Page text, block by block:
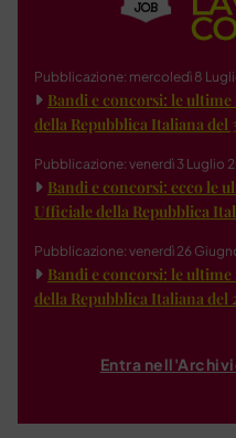
Pubblicazione: mercoledì 8
Bandi e concorsi: le
della Repubblica Italiana del
Pubblicazione: venerdì 3 Luglio
Bandi e concorsi: ecco le
Ufficiale della Repubblica
Pubblicazione: venerdì 26
Bandi e concorsi: le
della Repubblica Italiana del
Entra